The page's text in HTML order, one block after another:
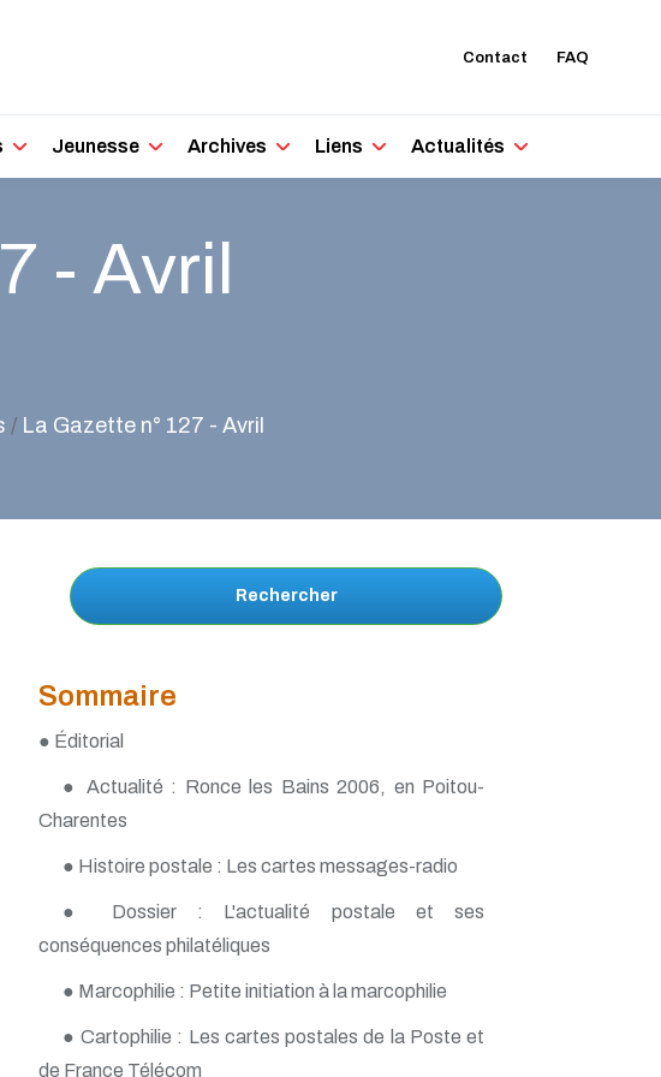
Contact FAQ
Jeunesse Archives Liens Actualités
- Avril
/ La Gazette n° 127 - Avril
Rechercher
Sommaire
● Éditorial
● Actualité : Ronce les Bains 2006, en Poitou-
Charentes
● Histoire postale : Les cartes messages-radio
● Dossier : L'actualité postale et ses
conséquences philatéliques
● Marcophilie : Petite initiation à la marcophilie
● Cartophilie : Les cartes postales de la Poste et
de France Télécom